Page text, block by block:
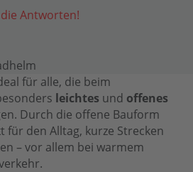
die Antworten!
für alle, die beim
leichtes und offenes
Durch die offene Bauform
für den Alltag, kurze Strecken
– vor allem bei warmem